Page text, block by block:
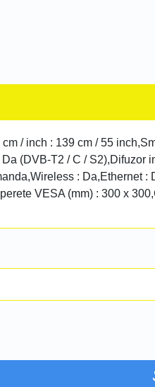
/ inch : 139 cm / 55
(DVB-T2 / C / S2),Difuzor
: Da,Ethernet
VESA (mm) : 300 x